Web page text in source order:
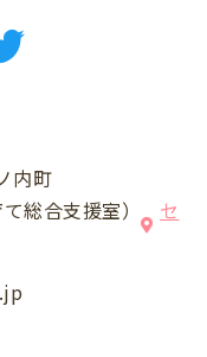
内町
総合支援室）
セ